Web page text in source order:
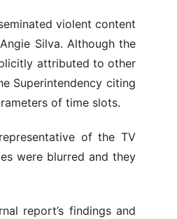
violent content
Silva. Although the
attributed to other
Superintendency citing
of time slots.
of the TV
were blurred and they
report’s findings and